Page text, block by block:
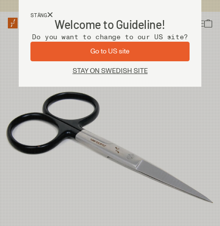
STÄNG
Welcome to Guideline!
Do you want to change to our US site?
Go to US site
STAY ON SWEDISH SITE